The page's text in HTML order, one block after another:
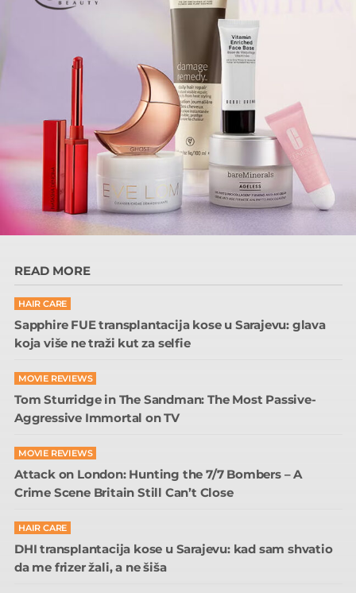
READ MORE
HAIR CARE
Sapphire FUE transplantacija kose u Sarajevu: glava
koja više ne traži kut za selfie
MOVIE REVIEWS
Tom Sturridge in The Sandman: The Most Passive-
Aggressive Immortal on TV
MOVIE REVIEWS
Attack on London: Hunting the 7/7 Bombers – A
Crime Scene Britain Still Can’t Close
HAIR CARE
DHI transplantacija kose u Sarajevu: kad sam shvatio
da me frizer žali, a ne šiša